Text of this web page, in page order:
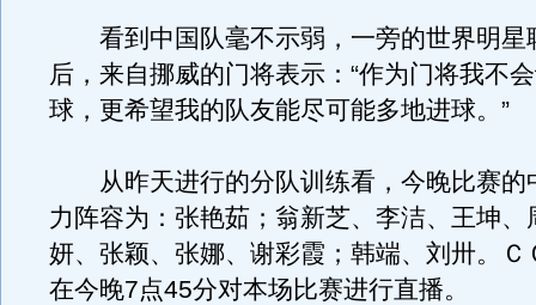
看到中国队毫不示弱，一旁的世界明星
后，来自挪威的门将表示：“作为门将我不
球，更希望我的队友能尽可能多地进球。”
从昨天进行的分队训练看，今晚比赛的
力阵容为：张艳茹；翁新芝、李洁、王坤、
妍、张颖、张娜、谢彩霞；韩端、刘卅。
在今晚7点45分对本场比赛进行直播。